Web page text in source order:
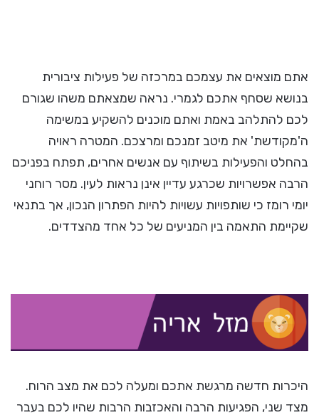
אתם מוצאים את עצמכם במרכזה של פעילות ציבורית
בנושא שסחף אתכם לגמרי. נראה שמצאתם משהו שגורם
לכם להתלהב באמת ואתם מוכנים להשקיע במשימה
ה'מקודשת' את מיטב זמנכם ומרצכם. המטרה ראויה
בהחלט והפעילות בשיתוף עם אנשים אחרים, תפתח בפניכם
הרבה אפשרויות שכרגע עדיין אינן נראות לעין. מסר רוחני
יומי רומז כי שותפויות עשויות להיות הפתרון הנכון, אך בתנאי
שקיימת התאמה בין המניעים של כל אחד מהצדדים.
היכרות חדשה מרגשת אתכם ומעלה לכם את מצב הרוח.
מצד שני, הפגיעות הרבה והאכזבות הרבות שהיו לכם בעבר